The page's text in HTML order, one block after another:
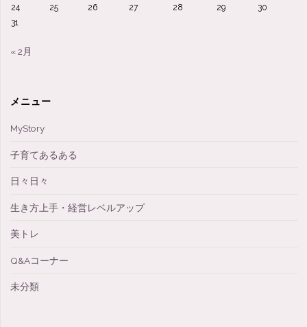
24
25 26 27 28 29
30
31
« 2月
メニュー
MyStory
子育てあるある
日々日々
生き方上手・経営レベルアップ
美トレ
Q&Aコーナー
未分類